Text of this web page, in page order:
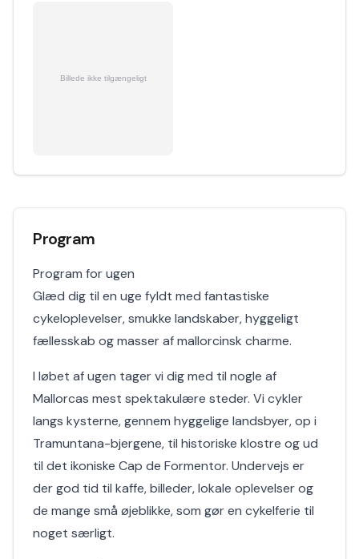
Program
Program for ugen
Glæd dig til en uge fyldt med fantastiske
cykeloplevelser, smukke landskaber, hyggeligt
fællesskab og masser af mallorcinsk charme.
I løbet af ugen tager vi dig med til nogle af
Mallorcas mest spektakulære steder. Vi cykler
langs kysterne, gennem hyggelige landsbyer, op i
Tramuntana-bjergene, til historiske klostre og ud
til det ikoniske Cap de Formentor. Undervejs er
der god tid til kaffe, billeder, lokale oplevelser og
de mange små øjeblikke, som gør en cykelferie til
noget særligt.